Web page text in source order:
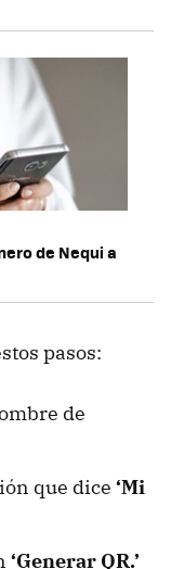
de Nequi a
pasos:
de
que dice ‘Mi
‘Generar QR.’